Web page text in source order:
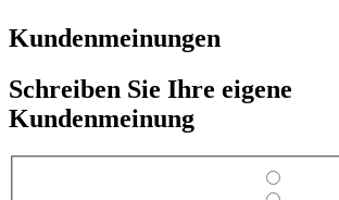
Kundenmeinungen
Schreiben Sie Ihre eigene
Kundenmeinung